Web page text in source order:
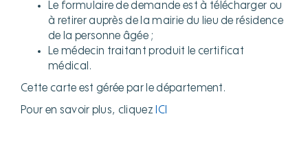
Le formulaire de demande est à télécharger ou
à retirer auprès de la mairie du lieu de résidence
de la personne âgée ;
Le médecin traitant produit le certificat
médical.
Cette carte est gérée par le département.
Pour en savoir plus, cliquez ICI